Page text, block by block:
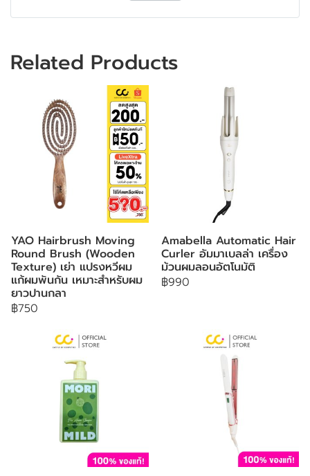
Related Products
YAO Hairbrush Moving
Round Brush (Wooden
Texture) เย่า แปรงหวีผม
แก้ผมพันกัน เหมาะสำหรับผม
ยาวปานกลา
฿750
Amabella Automatic Hair
Curler อัมมาเบลล่า เครื่อง
ม้วนผมลอนอัตโนมัติ
฿990